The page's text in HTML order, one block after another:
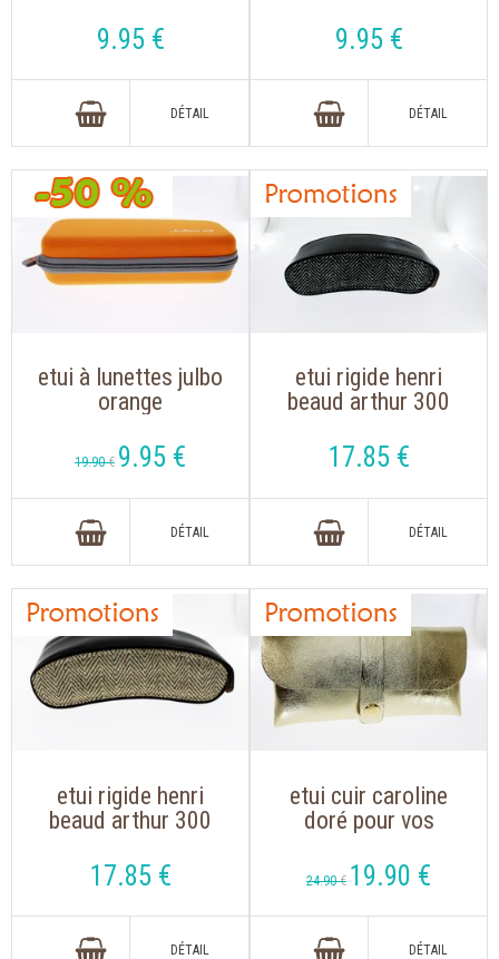
de lecture
9.95 €
de lecture
9.95 €
etui à lunettes julbo
orange
19.90 € 9.95 €
etui rigide henri
beaud arthur 300
17.85 €
etui rigide henri
beaud arthur 300
17.85 €
etui cuir caroline
doré pour vos
lunette de soleil
24.90 € 19.90 €